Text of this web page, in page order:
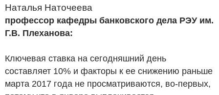
Наталья Наточеева
профессор кафедры банковского дела РЭУ им.
Г.В. Плеханова:
Ключевая ставка на сегодняшний день
составляет 10% и факторы к ее снижению раньше
марта 2017 года не просматриваются, во-первых,